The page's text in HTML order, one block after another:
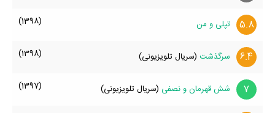
5.8 تپلی و من (1398)
6.4 سرگذشت (سریال تلویزیونی) (1398)
7 شش قهرمان و نصفی (سریال تلویزیونی) (1397)